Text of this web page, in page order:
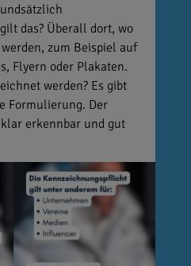
das? Überall dort, wo
zum Beispiel auf
Flyern oder Plakaten.
werden? Es gibt
Formulierung. Der
erkennbar und gut